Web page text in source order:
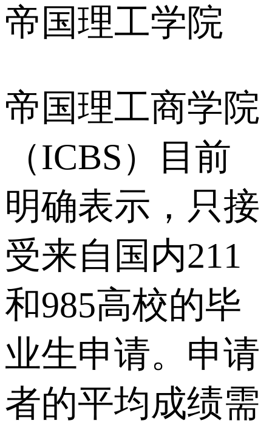
帝国理工学院
帝国理工商学院
（ICBS）目前
明确表示，只接
受来自国内211
和985高校的毕
业生申请。申请
者的平均成绩需